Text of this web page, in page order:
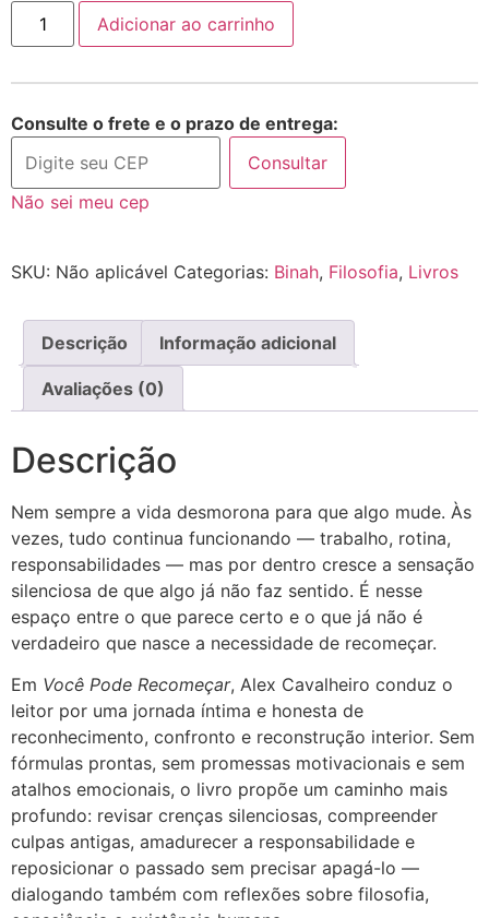
Adicionar ao carrinho
Consulte o frete e o prazo de entrega:
Consultar
Não sei meu cep
SKU: Não aplicável Categorias: Binah, Filosofia, Livros
Descrição Informação adicional
Avaliações (0)
Descrição
Nem sempre a vida desmorona para que algo mude. Às
vezes, tudo continua funcionando — trabalho, rotina,
responsabilidades — mas por dentro cresce a sensação
silenciosa de que algo já não faz sentido. É nesse
espaço entre o que parece certo e o que já não é
verdadeiro que nasce a necessidade de recomeçar.
Em Você Pode Recomeçar, Alex Cavalheiro conduz o
leitor por uma jornada íntima e honesta de
reconhecimento, confronto e reconstrução interior. Sem
fórmulas prontas, sem promessas motivacionais e sem
atalhos emocionais, o livro propõe um caminho mais
profundo: revisar crenças silenciosas, compreender
culpas antigas, amadurecer a responsabilidade e
reposicionar o passado sem precisar apagá-lo —
dialogando também com reflexões sobre filosofia,